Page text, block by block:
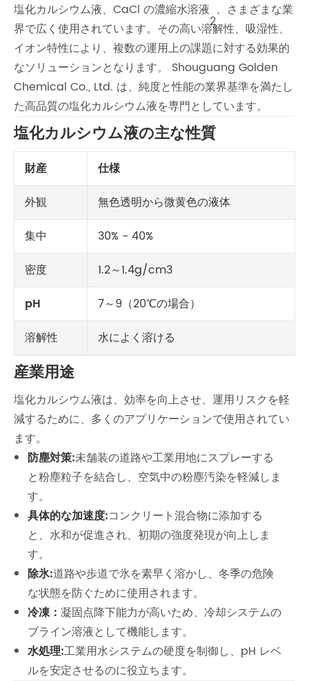
塩化カルシウム液、CaCl の濃縮水溶液
2
、さまざまな業
界で広く使用されています。その高い溶解性、吸湿性、
イオン特性により、複数の運用上の課題に対する効果的
なソリューションとなります。 Shouguang Golden
Chemical Co., Ltd. は、純度と性能の業界基準を満たし
た高品質の塩化カルシウム液を専門としています。
塩化カルシウム液の主な性質
財産
仕様
外観
無色透明から微黄色の液体
集中
30% - 40%
密度
1.2～1.4g/cm3
pH
7～9（20℃の場合）
溶解性
水によく溶ける
産業用途
塩化カルシウム液は、効率を向上させ、運用リスクを軽
減するために、多くのアプリケーションで使用されてい
ます。
防塵対策:未舗装の道路や工業用地にスプレーする
と粉塵粒子を結合し、空気中の粉塵汚染を軽減しま
す。
具体的な加速度:コンクリート混合物に添加する
と、水和が促進され、初期の強度発現が向上しま
す。
除氷:道路や歩道で氷を素早く溶かし、冬季の危険
な状態を防ぐために使用されます。
冷凍： 凝固点降下能力が高いため、冷却システムの
ブライン溶液として機能します。
水処理:工業用水システムの硬度を制御し、pH レベ
ルを安定させるのに役立ちます。